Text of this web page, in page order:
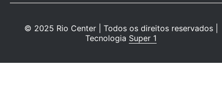
© 2025 Rio Center | Todos os direitos reservados |
Tecnologia Super 1